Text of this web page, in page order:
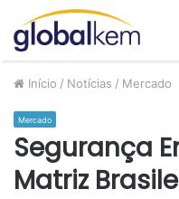
Início / Notícias / Mercado
Mercado
Segurança
Matriz